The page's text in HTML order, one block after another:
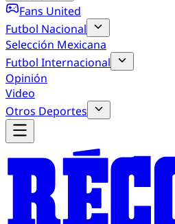
Fans United
Futbol Nacional
Selección Mexicana
Futbol Internacional
Opinión
Video
Otros Deportes